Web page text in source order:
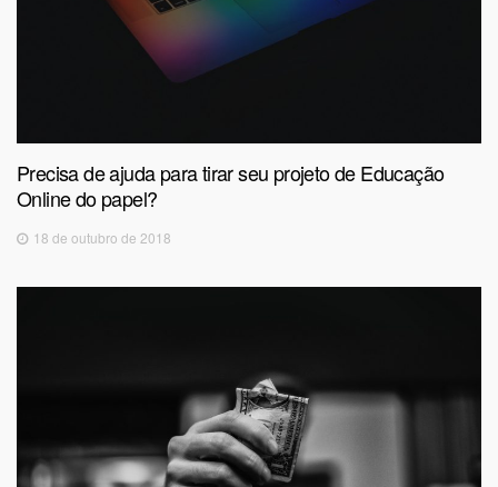
Precisa de ajuda para tirar seu projeto de Educação
Online do papel?
18 de outubro de 2018